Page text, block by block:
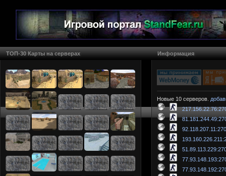
ТОП-30 Карты на серверах Информация
Новые 10 серверов.